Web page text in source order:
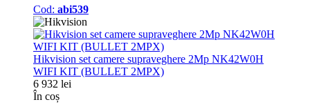
Cod: abi539
Hikvision set camere supraveghere 2Mp NK42W0H
WIFI KIT (BULLET 2MPX)
6 932 lei
În coș